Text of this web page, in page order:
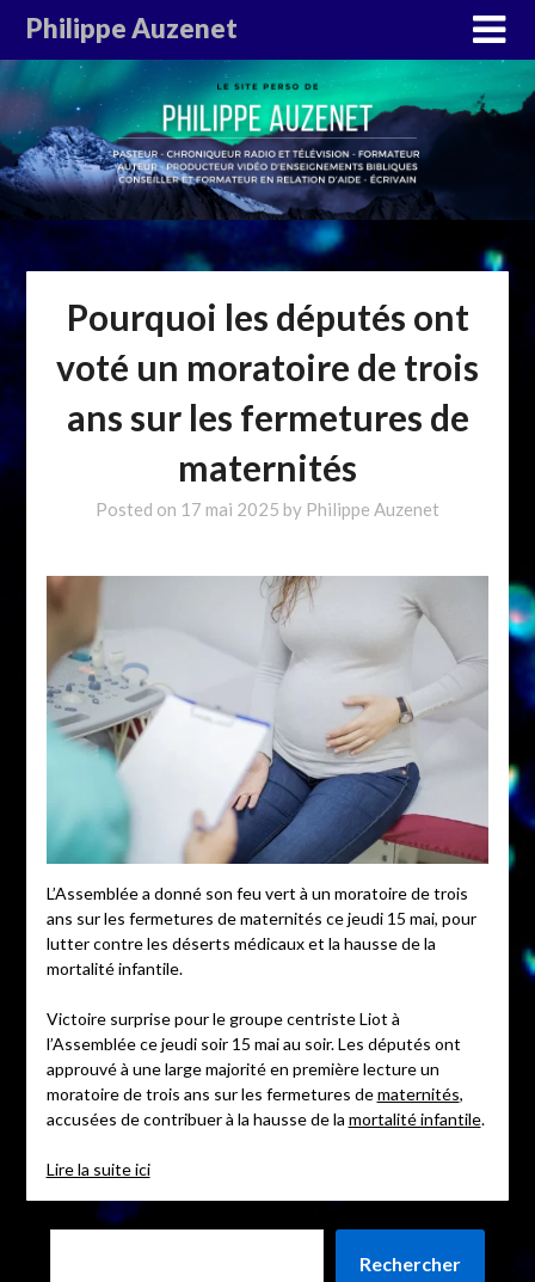
Philippe Auzenet
Pourquoi les députés ont
voté un moratoire de trois
ans sur les fermetures de
maternités
Posted on 17 mai 2025 by Philippe Auzenet
L’Assemblée a donné son feu vert à un moratoire de trois
ans sur les fermetures de maternités ce jeudi 15 mai, pour
lutter contre les déserts médicaux et la hausse de la
mortalité infantile.
Victoire surprise pour le groupe centriste Liot à
l’Assemblée ce jeudi soir 15 mai au soir. Les députés ont
approuvé à une large majorité en première lecture un
moratoire de trois ans sur les fermetures dematernités,
accusées de contribuer à la hausse de la mortalité infantile.
Lire la suite ici
Rechercher